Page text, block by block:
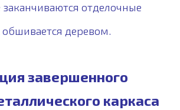
отделочные
обшивается деревом.
завершенного
каркаса